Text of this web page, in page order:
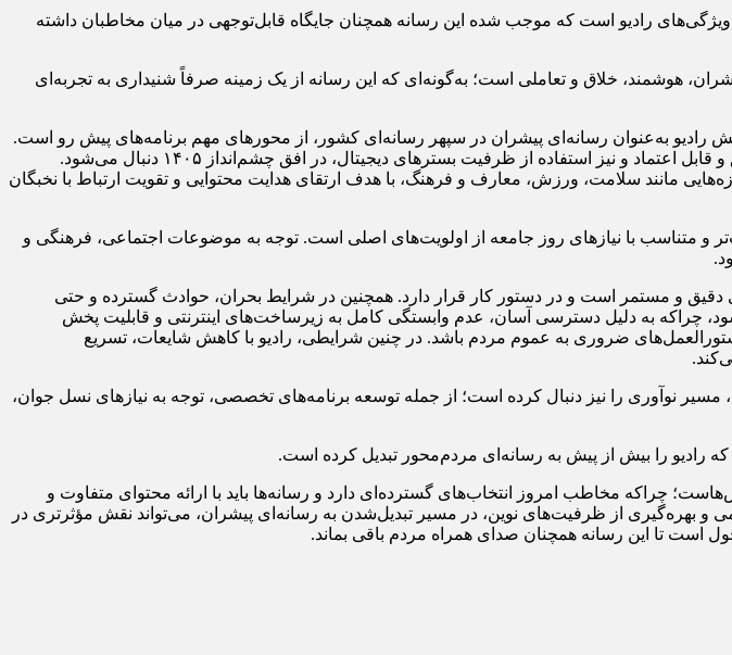
رادیو است که موجب شده این رسانه همچنان جایگاه قابل‌توجهی در میان مخاطبان داشته
هوشمند، خلاق و تعاملی است؛ به‌گونه‌ای که این رسانه از یک زمینه صرفاً شنیداری به تجربه‌ای
رادیو به‌عنوان رسانه‌ای پیشران در سپهر رسانه‌ای کشور، از محورهای مهم برنامه‌های پیش‌ رو است.
در همین راستا، تثبیت جایگاه رادیو به‌عنوان رسانه‌ای مرجع از طریق تولید محتوای تخصصی، سریع، دقیق و قابل اعتماد و نیز استفاده از ظرفیت بسترهای دیجیتال، در افق چشم‌انداز ۱۴۰۵ دنبال می‌شود.
مانند سلامت، ورزش، معارف و فرهنگ، با هدف ارتقای هدایت محتوایی و تقویت ارتباط با نخبگان
و متناسب با نیازهای روز جامعه از اولویت‌های اصلی است. توجه به موضوعات اجتماعی، فرهنگی و
دقیق و مستمر است و در دستور کار قرار دارد. همچنین در شرایط بحران، حوادث گسترده و حتی
چراکه به دلیل دسترسی آسان، عدم وابستگی کامل به زیرساخت‌های اینترنتی و قابلیت پخش
ضروری به عموم مردم باشد. در چنین شرایطی، رادیو با کاهش شایعات، تسریع
نوآوری را نیز دنبال کرده است؛ از جمله توسعه برنامه‌های تخصصی، توجه به نیازهای نسل جوان،
که رادیو را بیش از پیش به رسانه‌ای مردم‌محور تبدیل کرده است.
چراکه مخاطب امروز انتخاب‌های گسترده‌ای دارد و رسانه‌ها باید با ارائه محتوای متفاوت و
و بهره‌گیری از ظرفیت‌های نوین، در مسیر تبدیل‌شدن به رسانه‌ای پیشران، می‌تواند نقش مؤثرتری در
است تا این رسانه همچنان صدای همراه مردم باقی بماند.